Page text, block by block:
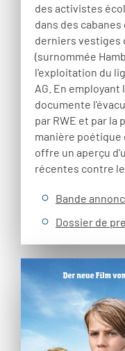
des activistes
dans des
derniers vestiges
(surnommée
l'exploitation du
AG. En
documente
par RWE et par la
manière
offre un aperçu
récentes contre
Bande
Dossier de